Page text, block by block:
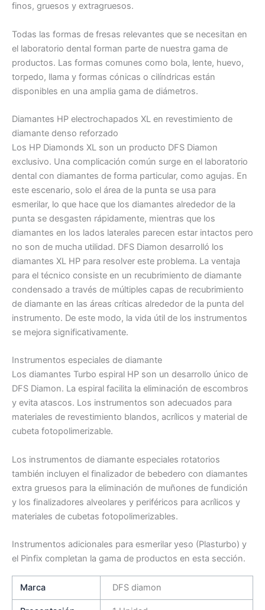
finos, gruesos y extragruesos.
Todas las formas de fresas relevantes que se necesitan en
el laboratorio dental forman parte de nuestra gama de
productos. Las formas comunes como bola, lente, huevo,
torpedo, llama y formas cónicas o cilíndricas están
disponibles en una amplia gama de diámetros.
Diamantes HP electrochapados XL en revestimiento de
diamante denso reforzado
Los HP Diamonds XL son un producto DFS Diamon
exclusivo. Una complicación común surge en el laboratorio
dental con diamantes de forma particular, como agujas. En
este escenario, solo el área de la punta se usa para
esmerilar, lo que hace que los diamantes alrededor de la
punta se desgasten rápidamente, mientras que los
diamantes en los lados laterales parecen estar intactos pero
no son de mucha utilidad. DFS Diamon desarrolló los
diamantes XL HP para resolver este problema. La ventaja
para el técnico consiste en un recubrimiento de diamante
condensado a través de múltiples capas de recubrimiento
de diamante en las áreas críticas alrededor de la punta del
instrumento. De este modo, la vida útil de los instrumentos
se mejora significativamente.
Instrumentos especiales de diamante
Los diamantes Turbo espiral HP son un desarrollo único de
DFS Diamon. La espiral facilita la eliminación de escombros
y evita atascos. Los instrumentos son adecuados para
materiales de revestimiento blandos, acrílicos y material de
cubeta fotopolimerizable.
Los instrumentos de diamante especiales rotatorios
también incluyen el finalizador de bebedero con diamantes
extra gruesos para la eliminación de muñones de fundición
y los finalizadores alveolares y periféricos para acrílicos y
materiales de cubetas fotopolimerizables.
Instrumentos adicionales para esmerilar yeso (Plasturbo) y
el Pinfix completan la gama de productos en esta sección.
Marca DFS diamon